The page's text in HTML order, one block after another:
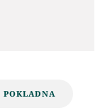
POKLADNA